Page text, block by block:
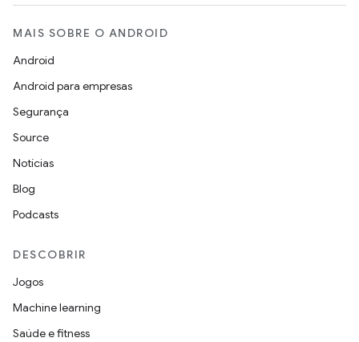
MAIS SOBRE O ANDROID
Android
Android para empresas
Segurança
Source
Notícias
Blog
Podcasts
DESCOBRIR
Jogos
Machine learning
Saúde e fitness